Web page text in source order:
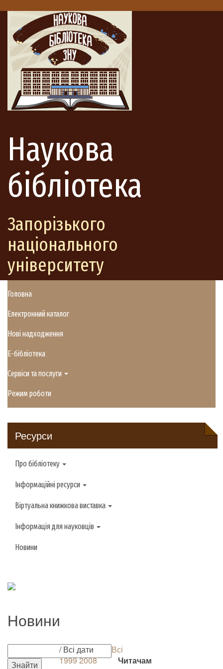
Наукова
бібліотека
Запорізького
національного
університету
Головна
Електронний каталог
Нові надходження
E-бібліотека
Сервіси та послуги
Режим роботи
Ресурси
Про бібліотеку
Інформаційні ресурси
Віртуальна книжкова виставка
Інформація для науковців
Новини
Новини
/ Всі дати
19992008
Всі
Читачам